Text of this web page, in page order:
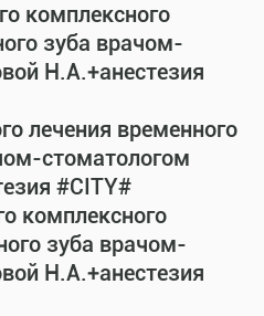
комплексного
зуба врачом-
Н.А.+анестезия
лечения временного
стоматологом
#CITY#
комплексного
зуба врачом-
Н.А.+анестезия